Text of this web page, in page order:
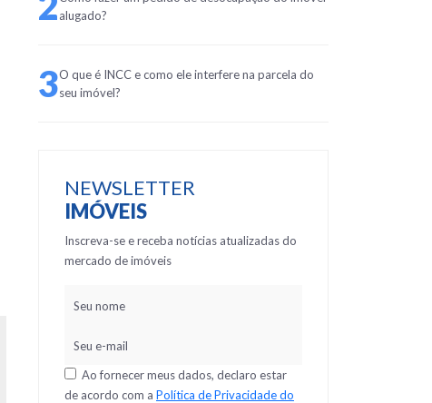
alugado?
3O que é INCC e como ele interfere na parcela do
seu imóvel?
NEWSLETTER
IMÓVEIS
Inscreva-se e receba notícias atualizadas do
mercado de imóveis
Ao fornecer meus dados, declaro estar
de acordo com a Política de Privacidade do